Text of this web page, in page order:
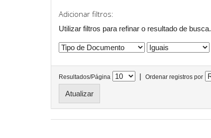
Adicionar filtros:
Utilizar filtros para refinar o resultado de busca.
Resultados/Página | Ordenar registros por